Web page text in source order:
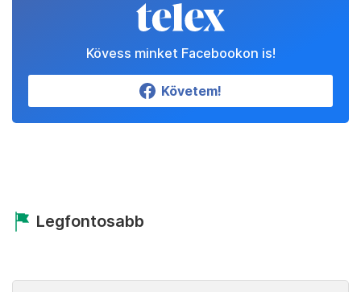
Kövess minket Facebookon is!
Követem!
Legfontosabb